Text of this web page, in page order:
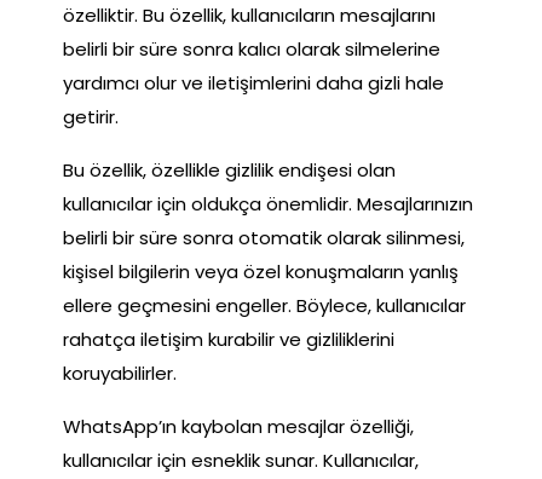
özelliktir. Bu özellik, kullanıcıların mesajlarını
belirli bir süre sonra kalıcı olarak silmelerine
yardımcı olur ve iletişimlerini daha gizli hale
getirir.
Bu özellik, özellikle gizlilik endişesi olan
kullanıcılar için oldukça önemlidir. Mesajlarınızın
belirli bir süre sonra otomatik olarak silinmesi,
kişisel bilgilerin veya özel konuşmaların yanlış
ellere geçmesini engeller. Böylece, kullanıcılar
rahatça iletişim kurabilir ve gizliliklerini
koruyabilirler.
WhatsApp’ın kaybolan mesajlar özelliği,
kullanıcılar için esneklik sunar. Kullanıcılar,